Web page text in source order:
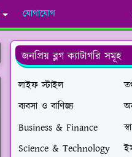
যোগাযোগ
জনপ্রিয় ব্লগ ক্যাটাগরি সমূহ
লাইফ স্টাইল
ব্যবসা ও বাণিজ্য
Business & Finance
Science & Technology